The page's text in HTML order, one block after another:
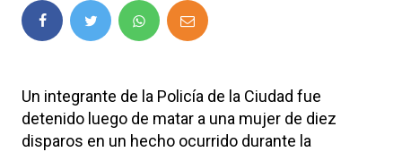
Un integrante de la Policía de la Ciudad fue
detenido luego de matar a una mujer de diez
disparos en un hecho ocurrido durante la